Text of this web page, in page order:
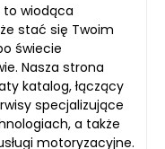
to wiodąca
stać się Twoim
świecie
Nasza strona
katalog, łączący
specjalizujące
a także
motoryzacyjne.